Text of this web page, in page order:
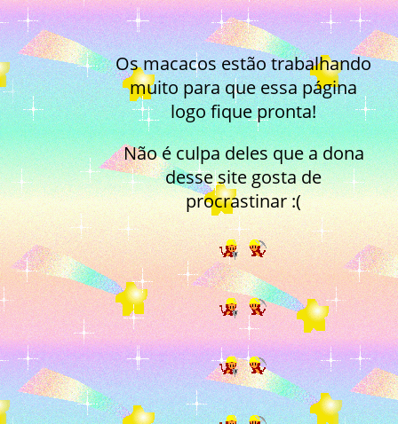
Os macacos estão trabalhando
muito para que essa página
logo fique pronta!
Não é culpa deles que a dona
desse site gosta de
procrastinar :(